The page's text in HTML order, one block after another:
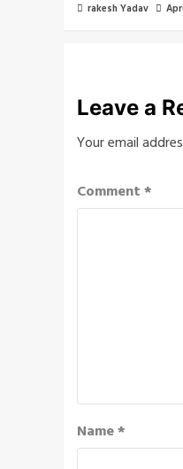
rakesh Yadav
Leave a
Your email
Comment*
Name*